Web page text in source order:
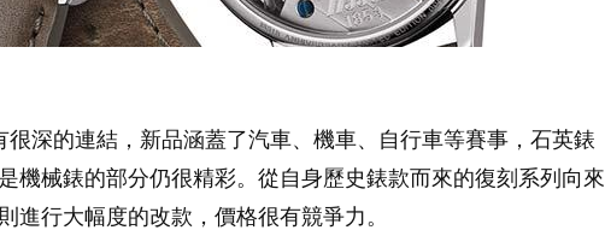
很深的連結，新品涵蓋了汽車、機車、自行車等賽事，石英錶
機械錶的部分仍很精彩。從自身歷史錶款而來的復刻系列向來
進行大幅度的改款，價格很有競爭力。